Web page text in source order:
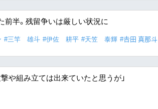
半。残留争いは厳しい状況に
#三竿 雄斗 #伊佐 耕平 #天笠 泰輝 #𠮷田 真那斗
や組み立ては出来ていたと思うが」